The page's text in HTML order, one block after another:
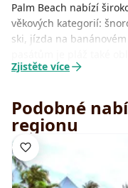
Palm Beach nabízí
věkových kategorií:
ski, jízda na
Zjistěte více
Podobné
regionu